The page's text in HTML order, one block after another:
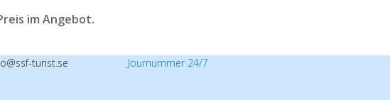
im Angebot.
turist.se Journummer 24/7